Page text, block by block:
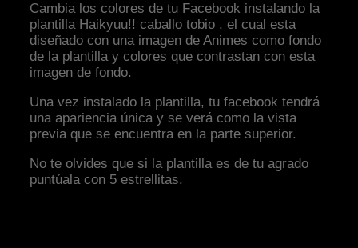
Cambia los colores de tu Facebook instalando la
plantilla Haikyuu!! caballo tobio , el cual esta
diseñado con una imagen de Animes como fondo
de la plantilla y colores que contrastan con esta
imagen de fondo.
Una vez instalado la plantilla, tu facebook tendrá
una apariencia única y se verá como la vista
previa que se encuentra en la parte superior.
No te olvides que si la plantilla es de tu agrado
puntúala con 5 estrellitas.